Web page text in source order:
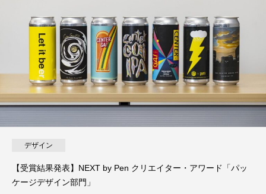
デザイン
【受賞結果発表】NEXT by Pen クリエイター・アワード「パッ
ケージデザイン部門」